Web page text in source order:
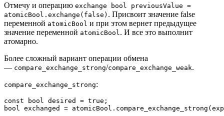
Отмечу и операцию exchange bool previousValue =
atomicBool.exchange(false) . Присвоит значение false
переменной atomicBool и при этом вернет предыдущее
значение переменной atomicBool . И все это выполнит
атомарно.
Более сложный вариант операции обмена
— compare_exchange_strong/compare_exchange_weak.
compare_exchange_strong:
const bool desired = true;
bool exchanged =